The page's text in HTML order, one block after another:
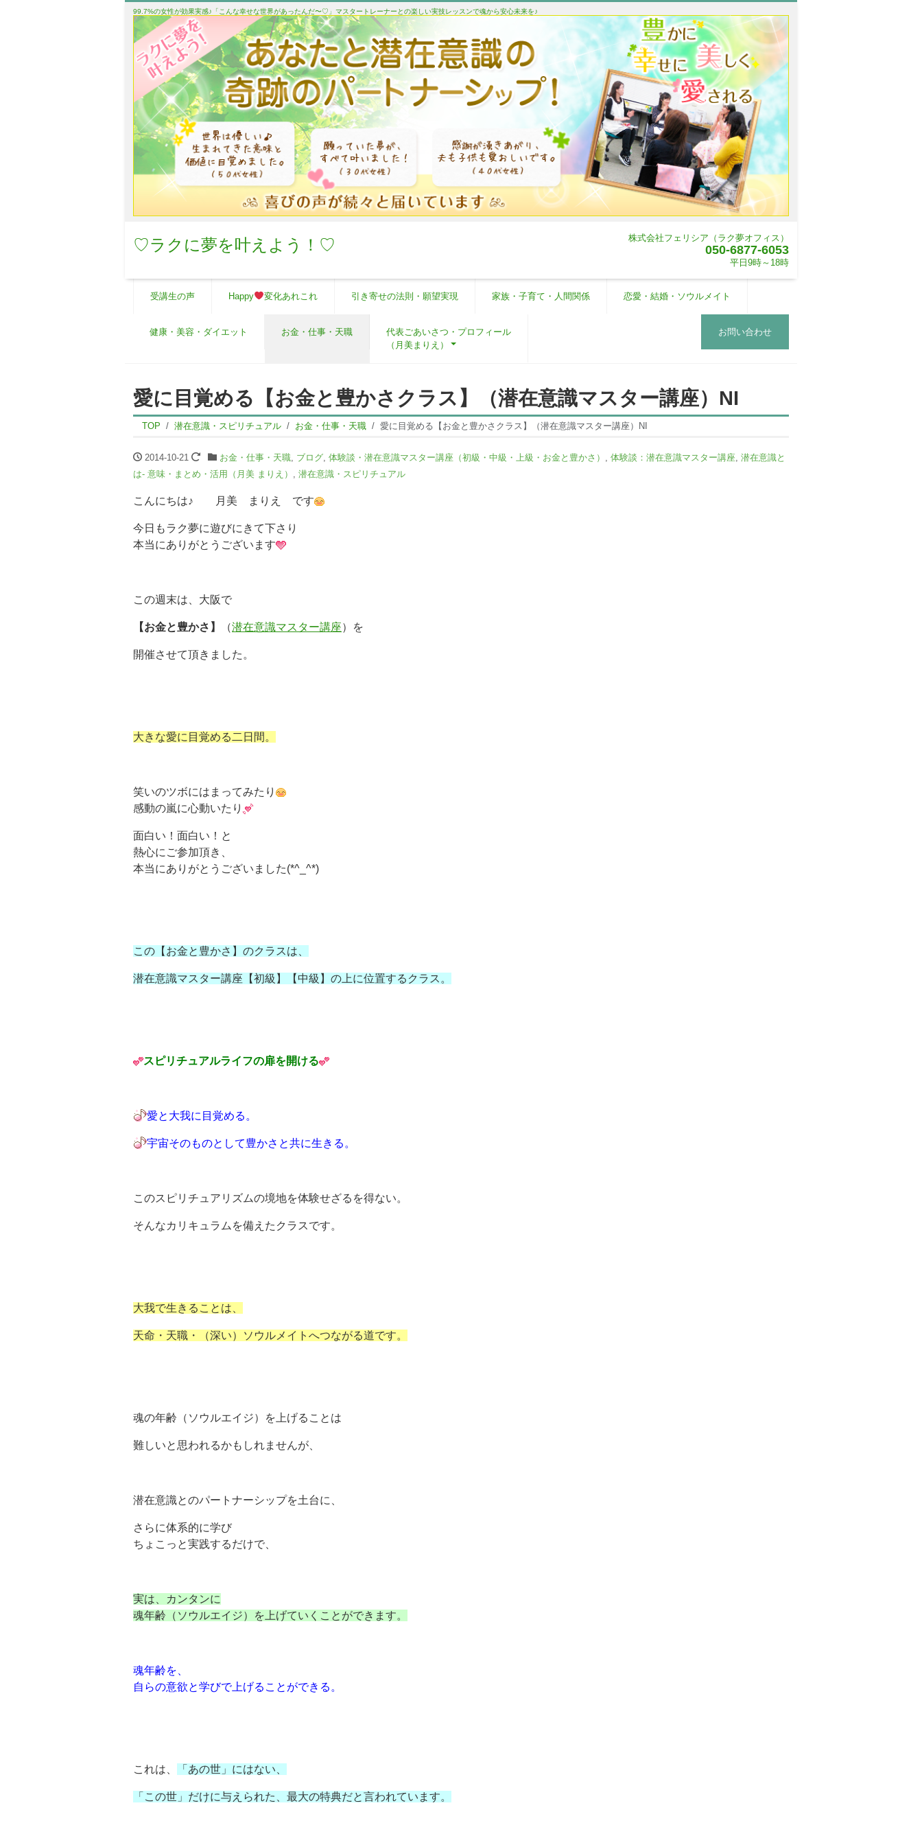
99.7%の女性が効果実感♪「こんな幸せな世界があったんだ〜♡」マスタートレーナーとの楽しい実技レッスンで魂から安心未来を♪
♡ラクに夢を叶えよう！♡ 株式会社フェリシア（ラク夢オフィス）
050-6877-6053
平日9時～18時
受講生の声 Happy 変化あれこれ 引き寄せの法則・願望実現 家族・子育て・人間関係 恋愛・結婚・ソウルメイト
健康・美容・ダイエット お金・仕事・天職
代表ごあいさつ・プロフィール
（月美まりえ）
お問い合わせ
愛に目覚める【お金と豊かさクラス】（潜在意識マスター講座）NI
TOP 潜在意識・スピリチュアル お金・仕事・天職 愛に目覚める【お金と豊かさクラス】（潜在意識マスター講座）NI
2014-10-21 お金・仕事・天職, ブログ, 体験談・潜在意識マスター講座（初級・中級・上級・お金と豊かさ） 体験談：潜在意識マスター講座, 潜在意識と
は- 意味・まとめ・活用（月美 まりえ）
潜在意識・スピリチュアル
こんにちは♪ 月美 まりえ です
今日もラク夢に遊びにきて下さり
本当にありがとうございます
この週末は、大阪で
【お金と豊かさ】 （潜在意識マスター講座）を
開催させて頂きました。
大きな愛に目覚める二日間。
笑いのツボにはまってみたり
感動の嵐に心動いたり
面白い！面白い！と
熱心にご参加頂き、
本当にありがとうございました(*^_^*)
この【お金と豊かさ】のクラスは、
潜在意識マスター講座【初級】【中級】の上に位置するクラス。
スピリチュアルライフの扉を開ける
愛と大我に目覚める。
宇宙そのものとして豊かさと共に生きる。
このスピリチュアリズムの境地を体験せざるを得ない。
そんなカリキュラムを備えたクラスです。
大我で生きることは、
天命・天職・（深い）ソウルメイトへつながる道です。
魂の年齢（ソウルエイジ）を上げることは
難しいと思われるかもしれませんが、
潜在意識とのパートナーシップを土台に、
さらに体系的に学び
ちょこっと実践するだけで、
実は、カンタンに
魂年齢（ソウルエイジ）を上げていくことができます。
魂年齢を、
自らの意欲と学びで上げることができる。
これは、 「あの世」にはない、
「この世」だけに与えられた、最大の特典だと言われています。